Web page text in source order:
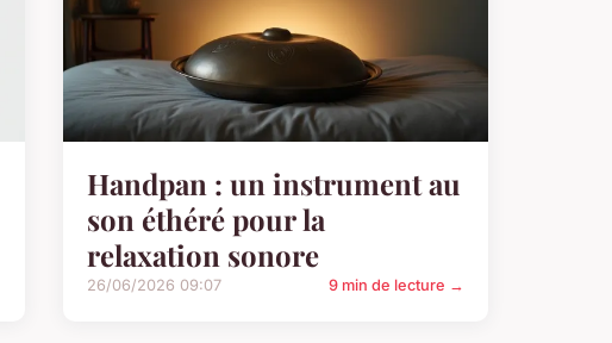
Handpan : un instrument au
son éthéré pour la
relaxation sonore
26/06/2026 09:07 9 min de lecture →